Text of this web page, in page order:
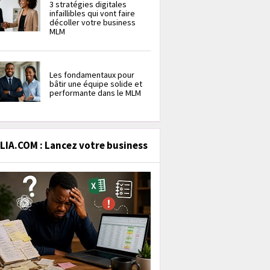
3 stratégies digitales
infaillibles qui vont faire
décoller votre business
MLM
Les fondamentaux pour
bâtir une équipe solide et
performante dans le MLM
: Lancez votre business